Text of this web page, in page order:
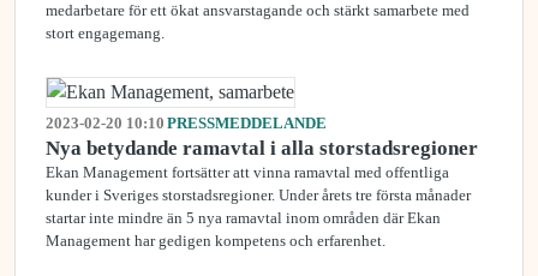
medarbetare för ett ökat ansvarstagande och stärkt samarbete med
stort engagemang.
2023-02-20 10:10 PRESSMEDDELANDE
Nya betydande ramavtal i alla storstadsregioner
Ekan Management fortsätter att vinna ramavtal med offentliga
kunder i Sveriges storstadsregioner. Under årets tre första månader
startar inte mindre än 5 nya ramavtal inom områden där Ekan
Management har gedigen kompetens och erfarenhet.